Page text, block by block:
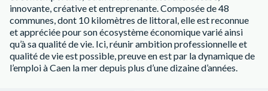
innovante, créative et entreprenante. Composée de 48
communes, dont 10 kilomètres de littoral, elle est reconnue
et appréciée pour son écosystème économique varié ainsi
qu’à sa qualité de vie. Ici, réunir ambition professionnelle et
qualité de vie est possible, preuve en est par la dynamique de
l’emploi à Caen la mer depuis plus d’une dizaine d’années.